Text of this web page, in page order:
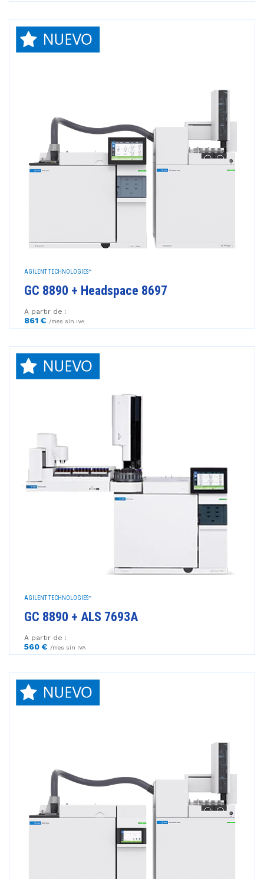
AGILENT TECHNOLOGIES™
GC 8890 + Headspace 8697
A partir de :
861 € /mes sin IVA
AGILENT TECHNOLOGIES™
GC 8890 + ALS 7693A
A partir de :
560 € /mes sin IVA